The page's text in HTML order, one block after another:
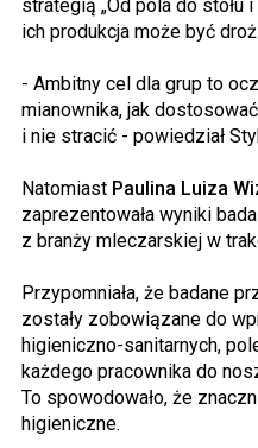
strategią „Od pola do stołu
ich produkcja może być
- Ambitny cel dla grup to
mianownika, jak
i nie stracić - powiedział
Natomiast Paulina Luiza
zaprezentowała wyniki
z branży mleczarskiej w
Przypomniała, że badane
zostały zobowiązane do
higieniczno-sanitarnych,
każdego pracownika do
To spowodowało, że
higieniczne.